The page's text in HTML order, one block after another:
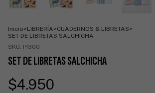
Inicio>LIBRERÍA>CUADERNOS & LIBRETAS>
SET DE LIBRETAS SALCHICHA
SKU: PI300
SET DE LIBRETAS SALCHICHA
$4.950